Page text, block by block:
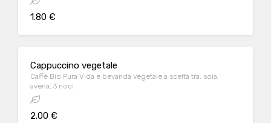
1.80 €
Cappuccino vegetale
Caffè Bio Pura Vida e bevanda vegetale a scelta tra: soia,
avena, 3 noci
2.00 €